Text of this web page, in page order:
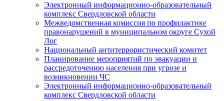
Электронный информационно-образовательный
комплекс Cвердловской области
Межведомственная комиссия по профилактике
правонарушений в муниципальном округе Сухой
Лог
Национальный антитеррористический комитет
Планирование мероприятий по эвакуации и
рассредоточению населения при угрозе и
возникновении ЧС
Электронный информационно-образовательный
комплекс Свердловской области